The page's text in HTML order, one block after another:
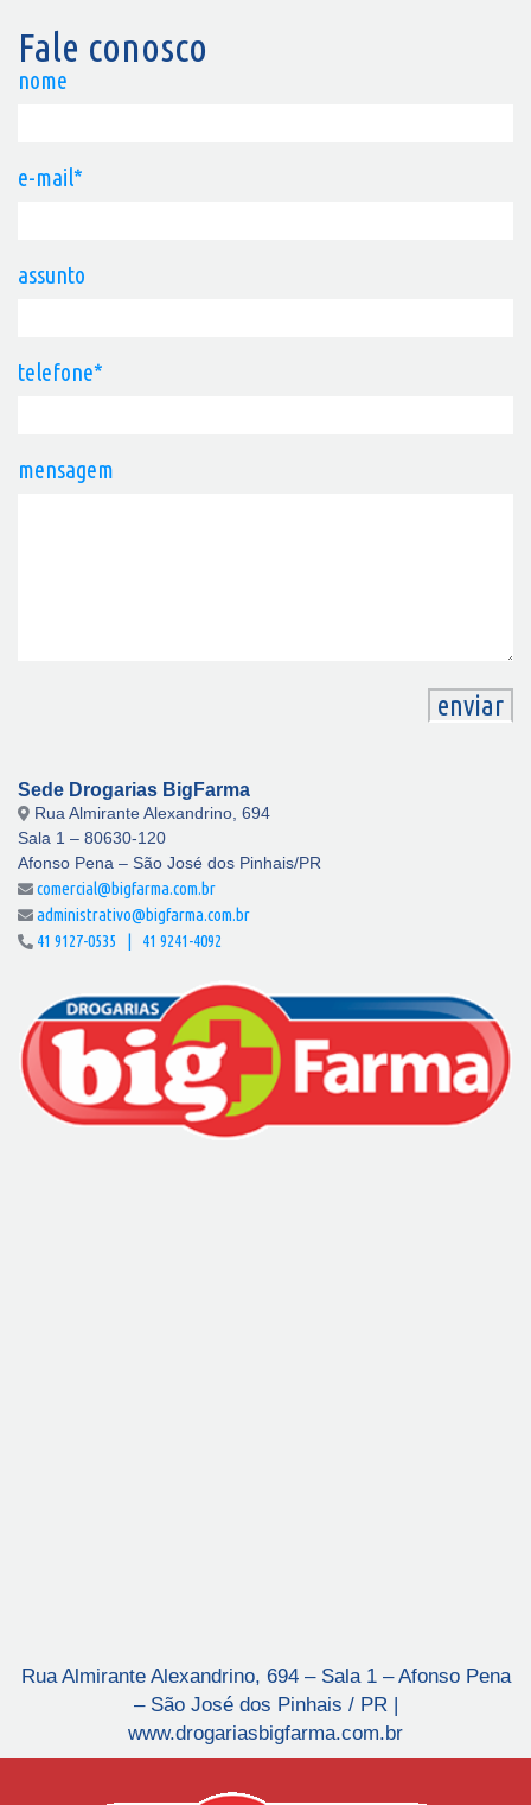
Fale conosco
nome
e-mail*
assunto
telefone*
mensagem
Sede Drogarias BigFarma
Rua Almirante Alexandrino, 694
Sala 1 – 80630-120
Afonso Pena – São José dos Pinhais/PR
comercial@bigfarma.com.br
administrativo@bigfarma.com.br
41 9127-0535 | 41 9241-4092
Rua Almirante Alexandrino, 694 – Sala 1 – Afonso Pena
– São José dos Pinhais / PR |
www.drogariasbigfarma.com.br